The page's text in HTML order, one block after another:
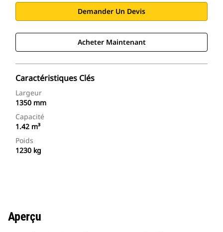
Demander Un Devis
Acheter Maintenant
Caractéristiques Clés
Largeur
1350 mm
Capacité
1.42 m³
Poids
1230 kg
Aperçu